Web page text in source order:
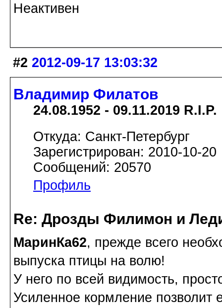
Неактивен
#2 2012-09-17 13:03:32
Владимир Филатов
24.08.1952 - 09.11.2019 R.I.P.
Откуда: Санкт-Петербург
Зарегистрирован: 2010-10-20
Сообщений: 20570
Профиль
Re: Дрозды Филимон и
МаринКа62, прежде всего
выпуска птицы на волю!
У него по всей видимость,
Усиленное кормление позволит